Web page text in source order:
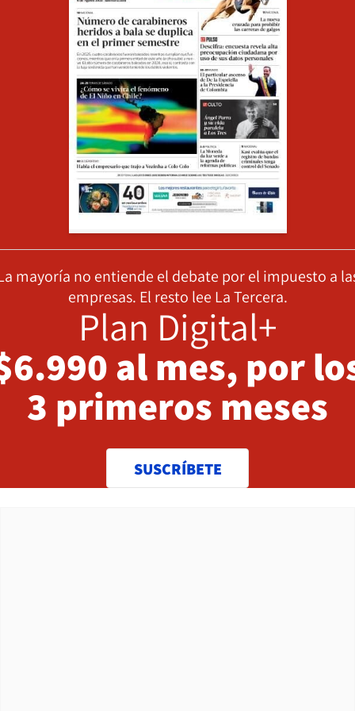
mayoría no entiende el debate por el impuesto a
empresas. El resto lee La Tercera.
Plan Digital+
al mes, por
3 primeros meses
SUSCRÍBETE